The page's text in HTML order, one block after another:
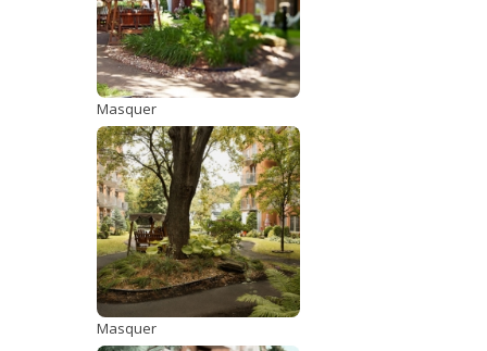
Masquer
Masquer